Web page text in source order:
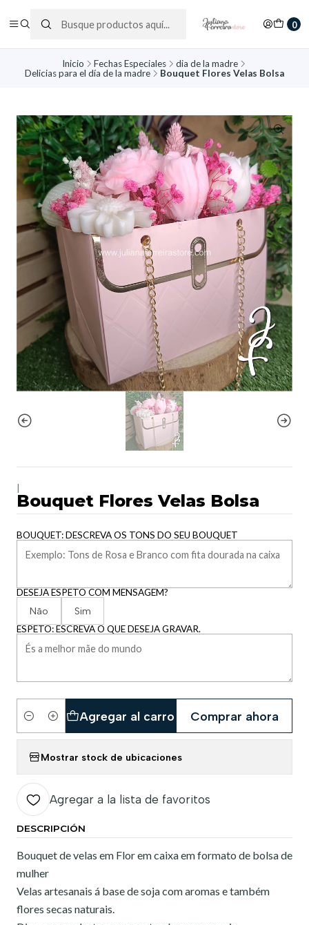
0
Inicio Fechas Especiales
dia de la madre
Delicias para el día de la madre
Bouquet Flores Velas Bolsa
Bouquet Flores Velas Bolsa
BOUQUET: DESCREVA OS TONS DO SEU BOUQUET
DESEJA ESPETO COM MENSAGEM?
Não Sim
ESPETO: ESCREVA O QUE DESEJA GRAVAR.
Cantidad
Agregar al carro Comprar ahora
Mostrar stock de ubicaciones
Agregar a la lista de favoritos
DESCRIPCIÓN
Bouquet de velas em Flor em caixa em formato de bolsa de
mulher
Velas artesanais á base de soja com aromas e também
flores secas naturais.